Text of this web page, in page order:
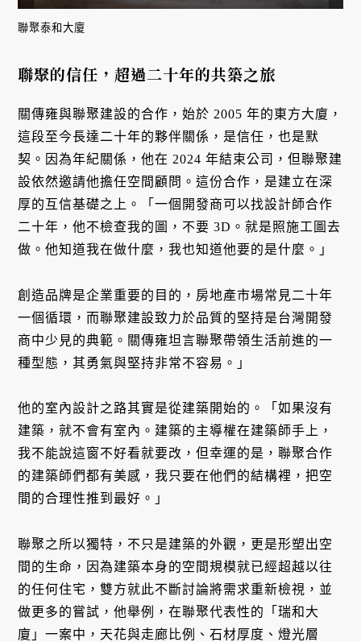
聯聚泰和大廈
聯聚的信任，超過二十年的共築之旅
關傳雍與聯聚建設的合作，始於 2005 年的東方大廈，
這段至今長達二十年的夥伴關係，是信任，也是默
契。因為年紀關係，他在 2024 年結束公司，但聯聚建
設依然邀請他擔任空間顧問。這份合作，是建立在深
厚的互信基礎之上。「一個開發商可以找設計師合作
二十年，他不檢查我的圖，不要 3D。就是照施工圖去
做。他知道我在做什麼，我也知道他要的是什麼。」
創造品牌是企業重要的目的，房地產市場常見二十年
一個循環，而聯聚建設致力於品質的堅持是台灣開發
商中少見的典範。關傳雍坦言聯聚帶領生活前進的一
種型態，其勇氣與堅持非常不容易。」
他的室內設計之路其實是從建築開始的。「如果沒有
建築，就不會有室內。建築的主導權在建築師手上，
我不能說這窗不好看就要改，但幸運的是，聯聚合作
的建築師們都有美感，我只要在他們的結構裡，把空
間的合理性推到最好。」
聯聚之所以獨特，不只是建築的外觀，更是形塑出空
間的生命，因為建築本身的空間規模就已經超越以往
的任何住宅，雙方就此不斷討論將需求重新檢視，並
做更多的嘗試，他舉例，在聯聚代表性的「瑞和大
廈」一案中，天花與走廊比例、石材厚度、燈光層